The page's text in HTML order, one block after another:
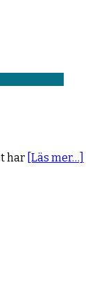
har [Läs mer…]